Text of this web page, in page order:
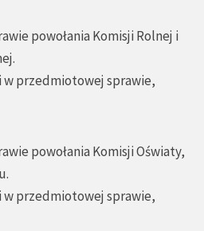
powołania Komisji Rolnej i
w przedmiotowej sprawie,
powołania Komisji Oświaty,
w przedmiotowej sprawie,